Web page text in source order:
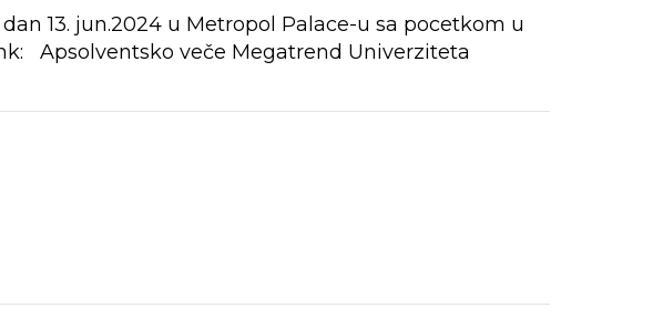
13. jun.2024 u Metropol Palace-u sa pocetkom u
Apsolventsko veče Megatrend Univerziteta